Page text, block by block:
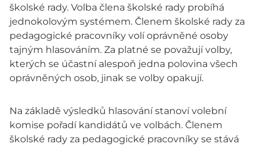
školské rady. Volba člena školské rady probíhá
jednokolovým systémem. Členem školské rady za
pedagogické pracovníky volí oprávněné osoby
tajným hlasováním. Za platné se považují volby,
kterých se účastní alespoň jedna polovina všech
oprávněných osob, jinak se volby opakují.
Na základě výsledků hlasování stanoví volební
komise pořadí kandidátů ve volbách. Členem
školské rady za pedagogické pracovníky se stává